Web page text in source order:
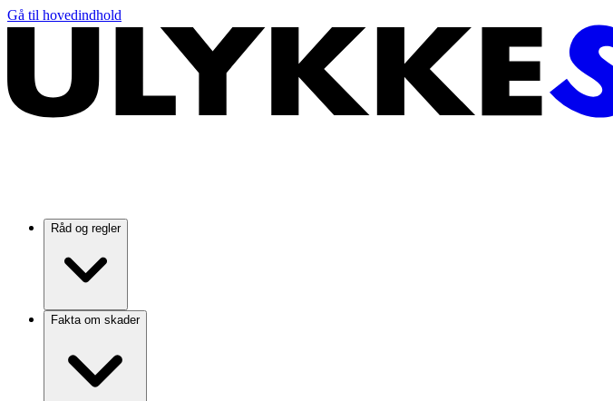
Gå til hovedindhold
Råd og regler
Fakta om skader